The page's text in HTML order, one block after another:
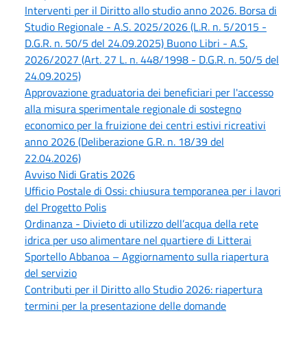
Interventi per il Diritto allo studio anno 2026. Borsa di
Studio Regionale - A.S. 2025/2026 (L.R. n. 5/2015 -
D.G.R. n. 50/5 del 24.09.2025) Buono Libri - A.S.
2026/2027 (Art. 27 L. n. 448/1998 - D.G.R. n. 50/5 del
24.09.2025)
Approvazione graduatoria dei beneficiari per l'accesso
alla misura sperimentale regionale di sostegno
economico per la fruizione dei centri estivi ricreativi
anno 2026 (Deliberazione G.R. n. 18/39 del
22.04.2026)
Avviso Nidi Gratis 2026
Ufficio Postale di Ossi: chiusura temporanea per i lavori
del Progetto Polis
Ordinanza - Divieto di utilizzo dell’acqua della rete
idrica per uso alimentare nel quartiere di Litterai
Sportello Abbanoa – Aggiornamento sulla riapertura
del servizio
Contributi per il Diritto allo Studio 2026: riapertura
termini per la presentazione delle domande